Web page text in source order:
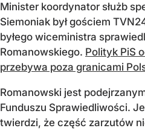
Minister koordynator służb
Siemoniak był gościem
byłego wiceministra
Romanowskiego. Polityk PiS
przebywa poza granicami
Romanowski jest
Funduszu Sprawiedliwości.
twierdzi, że część zarzutów